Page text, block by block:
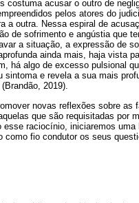
acusar o outro de
pelos atores do
a outra. Nessa espiral de
de sofrimento e angústia que
a situação, a expressão de
ainda mais, haja vista
há algo de excesso pulsional
e revela a sua mais
2019).
novas reflexões sobre as
que são requisitadas por
raciocínio, iniciaremos
fio condutor os seus